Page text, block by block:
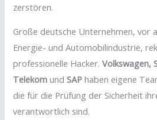
zerstören.
Große deutsche Unternehmen, vor
Energie- und Automobilindustrie,
professionelle Hacker.Volkswagen,
Telekom undSAP haben eigene
die für die Prüfung der Sicherheit
verantwortlich sind.